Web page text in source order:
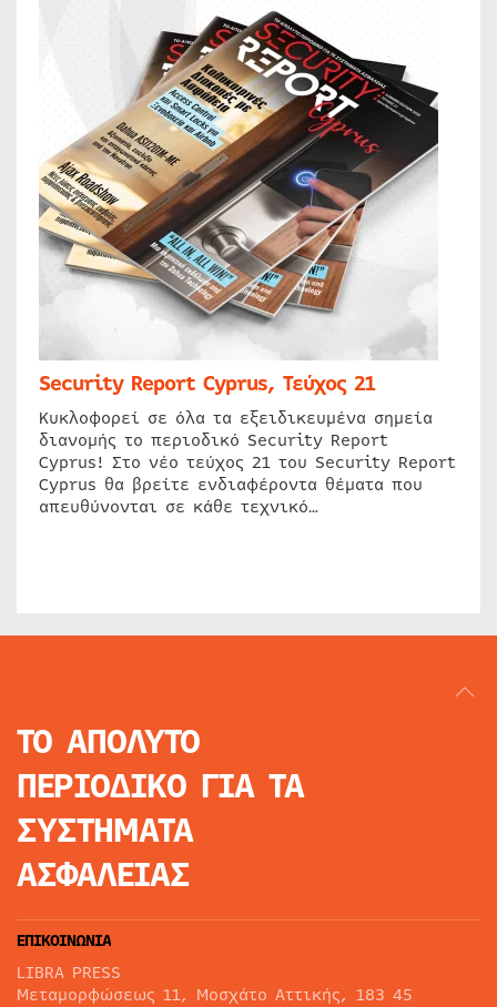
Security Report Cyprus, Τεύχος 21
Κυκλοφορεί σε όλα τα εξειδικευμένα σημεία
διανομής το περιοδικό Security Report
Cyprus! Στο νέο τεύχος 21 του Security Report
Cyprus θα βρείτε ενδιαφέροντα θέματα που
απευθύνονται σε κάθε τεχνικό…
ΤΟ ΑΠΟΛΥΤΟ
ΠΕΡΙΟΔΙΚΟ ΓΙΑ ΤΑ
ΣΥΣΤΗΜΑΤΑ
ΑΣΦΑΛΕΙΑΣ
ΕΠΙΚΟΙΝΩΝΙΑ
LIBRA PRESS
Μεταμορφώσεως 11, Μοσχάτο Αττικής, 183 45